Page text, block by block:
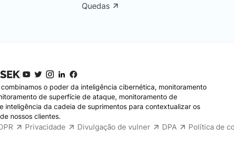
Quedas
combinamos o poder da inteligência cibernética, monitoramento
de superfície de ataque, monitoramento de
inteligência da cadeia de suprimentos para contextualizar os
nossos clientes.
Privacidade Divulgação de vulner DPA Política de